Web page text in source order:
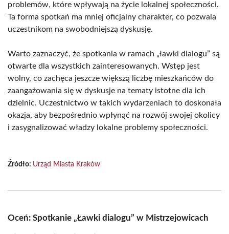
problemów, które wpływają na życie lokalnej społeczności.
Ta forma spotkań ma mniej oficjalny charakter, co pozwala
uczestnikom na swobodniejszą dyskusję.
Warto zaznaczyć, że spotkania w ramach „ławki dialogu” są
otwarte dla wszystkich zainteresowanych. Wstęp jest
wolny, co zachęca jeszcze większą liczbę mieszkańców do
zaangażowania się w dyskusje na tematy istotne dla ich
dzielnic. Uczestnictwo w takich wydarzeniach to doskonała
okazja, aby bezpośrednio wpłynąć na rozwój swojej okolicy
i zasygnalizować władzy lokalne problemy społeczności.
Źródło: Urząd Miasta Kraków
Oceń: Spotkanie „Ławki dialogu” w Mistrzejowicach